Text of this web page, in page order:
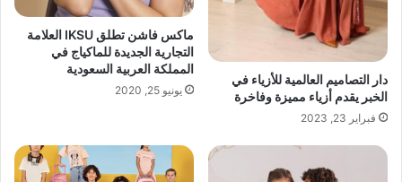
دار التصاميم العالمية للأزياء في
الخبر يقدم أزياء مميزة وفاخرة
فبراير 23, 2023
ماكس فاشن تطلق IKSU العلامة
التجارية الجديدة للماكياج في
المملكة العربية السعودية
يونيو 25, 2020